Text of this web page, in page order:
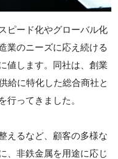
ピード化やグローバル化
業のニーズに応え続ける
値します。同社は、創業
給に特化した総合商社と
行ってきました。
えるなど、顧客の多様な
、非鉄金属を用途に応じ